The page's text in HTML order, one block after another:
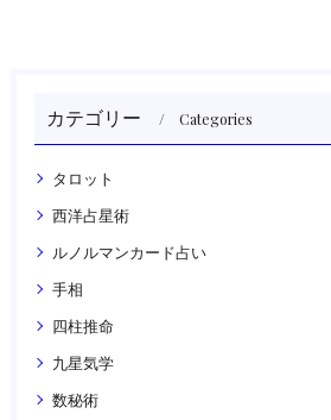
カテゴリー Categories
タロット
西洋占星術
ルノルマンカード占い
手相
四柱推命
九星気学
数秘術